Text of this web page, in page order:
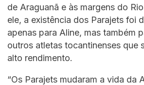
de Araguanã e às margens do
ele, a existência dos Parajets foi
apenas para Aline, mas também
outros atletas tocantinenses que
alto rendimento.
“Os Parajets mudaram a vida da